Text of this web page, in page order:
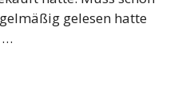
gelesen hatte
…